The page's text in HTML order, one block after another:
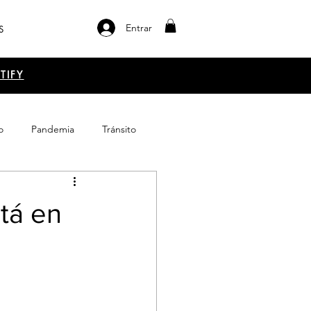
Entrar
Pandemia Tránsito
Emprendimiento
en